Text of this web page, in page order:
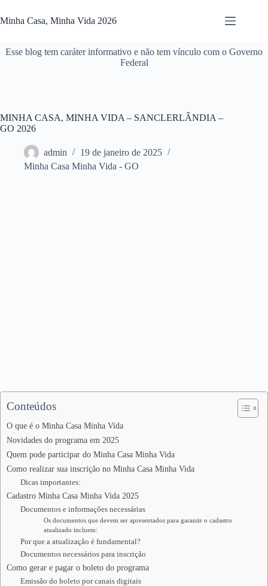
para
o
Minha Casa, Minha Vida 2026
Esse blog tem caráter informativo e não tem vínculo com o Governo
Federal
MINHA CASA, MINHA VIDA – SANCLERLÂNDIA –
GO 2026
admin
19 de janeiro de 2025
Minha Casa Minha Vida - GO
Conteúdos
O que é o Minha Casa Minha Vida
Novidades do programa em 2025
Quem pode participar do Minha Casa Minha Vida
Como realizar sua inscrição no Minha Casa Minha Vida
Dicas importantes:
Cadastro Minha Casa Minha Vida 2025
Documentos e informações necessárias
Os documentos que devem ser apresentados para garantir o cadastro
atualizado incluem:
Por que a atualização é fundamental?
Documentos necessários para inscrição
Como gerar e pagar o boleto do programa
Emissão do boleto por canais digitais